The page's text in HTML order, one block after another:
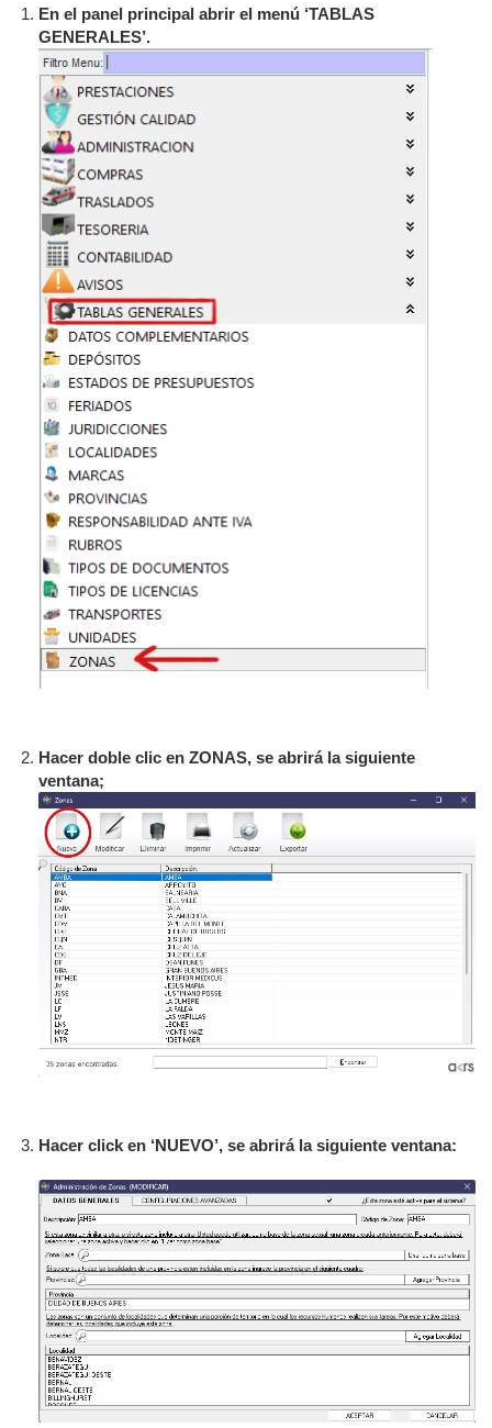
En el panel principal abrir el menú ‘TABLAS
GENERALES’.
Hacer doble clic en ZONAS, se abrirá la siguiente
ventana;
Hacer click en ‘NUEVO’, se abrirá la siguiente ventana: